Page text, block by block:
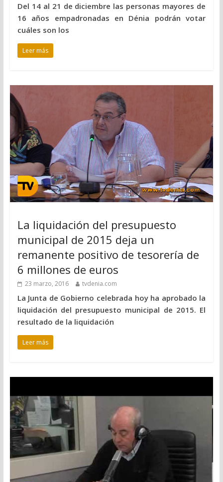
Del 14 al 21 de diciembre las personas mayores de
16 años empadronadas en Dénia podrán votar
cuáles son los
Leer más
La liquidación del presupuesto
municipal de 2015 deja un
remanente positivo de tesorería de
6 millones de euros
23 marzo, 2016 tvdenia.com
La Junta de Gobierno celebrada hoy ha aprobado la
liquidación del presupuesto municipal de 2015. El
resultado de la liquidación
Leer más